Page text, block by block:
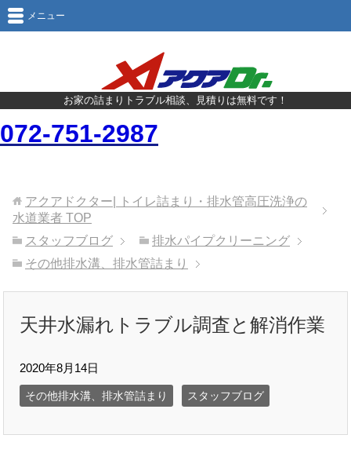
お家の詰まりトラブル相談、見積りは無料です！
072-751-2987
メニュー
アクアドクター| トイレ詰まり・排水管高圧洗浄の
水道業者 TOP
スタッフブログ
排水パイプクリーニング
その他排水溝、排水管詰まり
天井水漏れトラブル調査と解消作業
2020年8月14日
その他排水溝、排水管詰まり スタッフブログ